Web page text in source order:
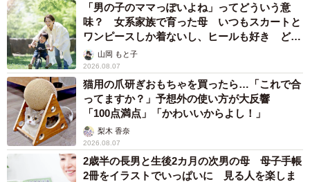
「男の子のママっぽいよね」ってどういう意
味？ 女系家族で育った母 いつもスカートと
ワンピースしか着ないし、ヒールも好き どの
へんが…
山岡 もと子
2026.08.07
猫用の爪研ぎおもちゃを買ったら…「これで合
ってますか？」予想外の使い方が大反響
「100点満点」「かわいいからよし！」
梨木 香奈
2026.08.07
2歳半の長男と生後2カ月の次男の母 母子手帳
2冊をイラストでいっぱいに 見る人を楽しま